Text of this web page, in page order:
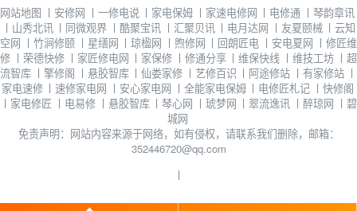
网站地图 丨 安修网 丨 一修电说 丨 家电保姆 丨 家速电修网 丨 电修通 丨琴韵章讯
丨 山秀北讯 丨 同微观界 丨 酷聚宝讯 丨 汇聚贝讯 丨 电月达网 丨 友夏颐械 丨云知
空网 丨 竹涧修颐 丨 星缮网 丨琼楹网 丨 煦修网 丨 回朗匠电 丨 安电夏网 丨 修匠维
修 丨 荣德快修 丨 家匠修电网 丨 家保修 丨 修通分享 丨维保快线 丨维技工坊 丨 超
流智库 丨 擎修阁 丨 悬胶智库 丨仙娄家修 丨 艺修百识 丨 阿途修站 丨 有家修站 丨
家电速修 丨 速修家电网 丨 安心家电网 丨 全能家电保姆 丨 电修匠札记 丨 快修阁
丨 家电修匠 丨 电易修 丨 悬胶智库 丨琴心网 丨 琥梦网 丨翠流逸讯 丨醉琼网 丨 碧
城网
免责声明：网站内容来源于网络，如有侵权，请联系我们删除，邮箱：
352446720@qq.com
丨